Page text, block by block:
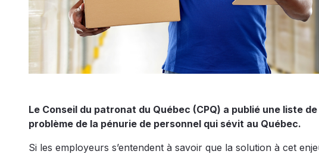
Le Conseil du patronat du Québec (CPQ) a publié une liste
problème de la pénurie de personnel qui sévit au Québec.
Si les employeurs s’entendent à savoir que la solution à cet